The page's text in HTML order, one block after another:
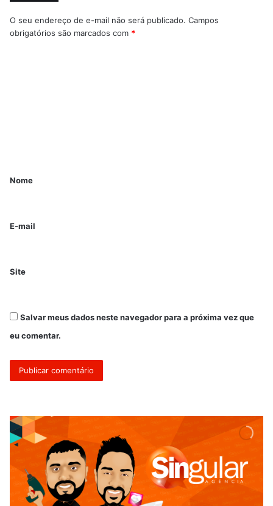
O seu endereço de e-mail não será publicado. Campos
obrigatórios são marcados com *
Nome
E-mail
Site
Salvar meus dados neste navegador para a próxima vez que
eu comentar.